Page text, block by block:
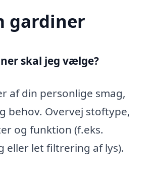
gardiner
skal jeg vælge?
af din personlige smag,
behov. Overvej stoftype,
og funktion (f.eks.
eller let filtrering af lys).